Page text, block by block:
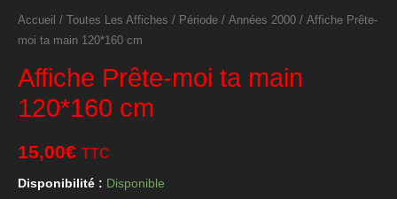
Accueil / Toutes Les Affiches / Période / Années 2000 / Affiche Prête-
moi ta main 120*160 cm
Affiche Prête-moi ta main
120*160 cm
15,00€ TTC
Disponibilité : Disponible